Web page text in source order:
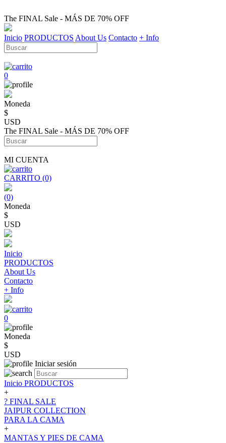
The FINAL Sale - MÁS DE 70% OFF
Inicio PRODUCTOS About Us Contacto + Info
0
Moneda
$
USD
The FINAL Sale - MÁS DE 70% OFF
MI CUENTA
CARRITO (0)
(0)
Moneda
$
USD
Inicio
PRODUCTOS
About Us
Contacto
+ Info
0
Moneda
$
USD
Iniciar sesión
Inicio PRODUCTOS
+
? FINAL SALE
JAIPUR COLLECTION
PARA LA CAMA
+
MANTAS Y PIES DE CAMA